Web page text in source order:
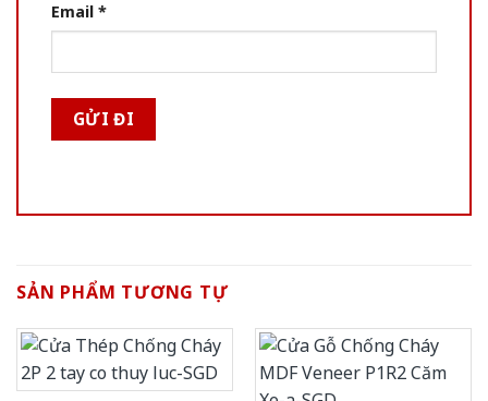
Email *
SẢN PHẨM TƯƠNG TỰ